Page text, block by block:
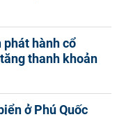
hành cổ
thanh khoản
ở Phú Quốc